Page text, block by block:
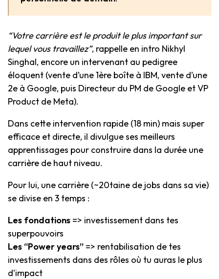
“Votre carrière est le produit le plus important sur
lequel vous travaillez”, rappelle en intro Nikhyl
Singhal, encore un intervenant au pedigree
éloquent (vente d’une 1ère boîte à IBM, vente d’une
2e à Google, puis Directeur du PM de Google et VP
Product de Meta).
Dans cette intervention rapide (18 min) mais super
efficace et directe, il divulgue ses meilleurs
apprentissages pour construire dans la durée une
carrière de haut niveau.
Pour lui, une carrière (~20taine de jobs dans sa vie)
se divise en 3 temps :
Les fondations => investissement dans tes
superpouvoirs
Les “Power years” => rentabilisation de tes
investissements dans des rôles où tu auras le plus
d’impact